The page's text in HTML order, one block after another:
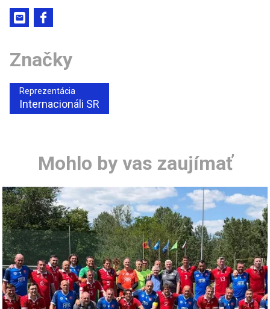
Značky
Reprezentácia
Internacionáli SR
Mohlo by vas zaujímať